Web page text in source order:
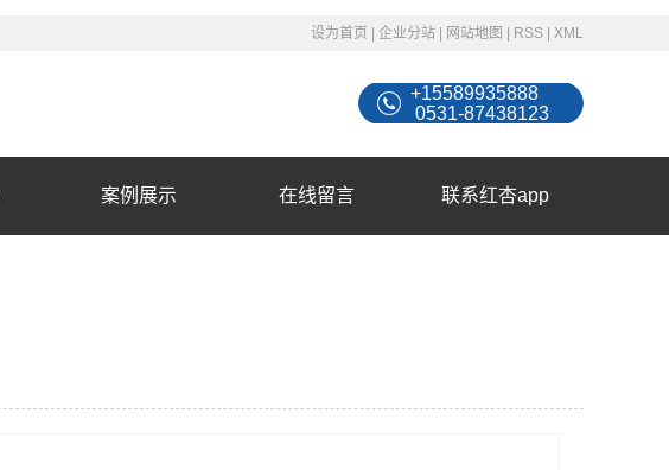
设为首页
企业分站 网站地图 RSS XML
+15589935888
0531-87438123
案例展示 在线留言 联系红杏app